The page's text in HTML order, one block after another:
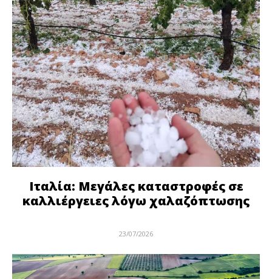
Ιταλία: Μεγάλες καταστροφές σε
καλλιέργειες λόγω χαλαζόπτωσης
23/07/2026